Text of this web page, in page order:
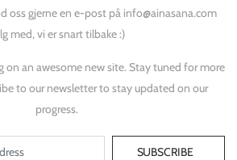
oss gjerne en e-post på info@ainasana.com
med, vi er snart tilbake :)
on an awesome new site. Stay tuned for more
to our newsletter to stay updated on our
progress.
SUBSCRIBE